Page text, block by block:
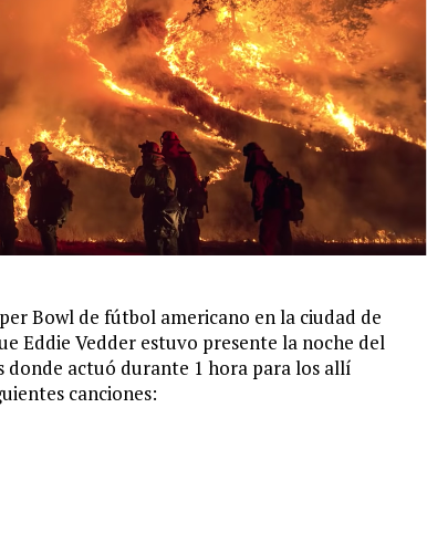
Bowl de fútbol americano en la ciudad de
Eddie Vedder estuvo presente la noche del
donde actuó durante 1 hora para los allí
canciones: